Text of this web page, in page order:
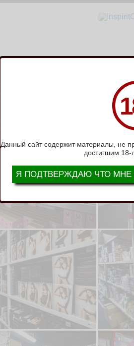
Данный сайт содержит материалы, не
достигшим 18-
Я ПОДТВЕРЖДАЮ ЧТО МНЕ
ВОПРОС-ОТВЕТ